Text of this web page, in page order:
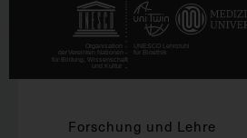
Forschung und Lehre